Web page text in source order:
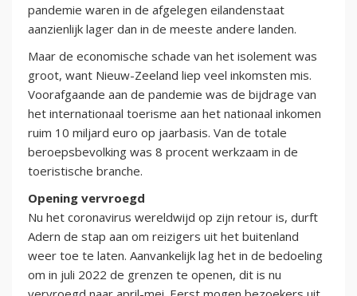
pandemie waren in de afgelegen eilandenstaat
aanzienlijk lager dan in de meeste andere landen.
Maar de economische schade van het isolement was
groot, want Nieuw-Zeeland liep veel inkomsten mis.
Voorafgaande aan de pandemie was de bijdrage van
het internationaal toerisme aan het nationaal inkomen
ruim 10 miljard euro op jaarbasis. Van de totale
beroepsbevolking was 8 procent werkzaam in de
toeristische branche.
Opening vervroegd
Nu het coronavirus wereldwijd op zijn retour is, durft
Adern de stap aan om reizigers uit het buitenland
weer toe te laten. Aanvankelijk lag het in de bedoeling
om in juli 2022 de grenzen te openen, dit is nu